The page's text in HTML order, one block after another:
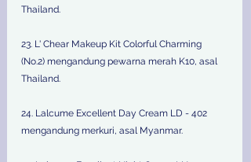
Thailand.
23. L' Chear Makeup Kit Colorful Charming
(No.2) mengandung pewarna merah K10, asal
Thailand.
24. Lalcume Excellent Day Cream LD - 402
mengandung merkuri, asal Myanmar.